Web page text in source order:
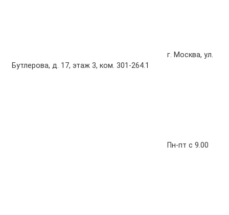
г. Москва, ул.
Бутлерова, д. 17, этаж 3, ком. 301-264.1
Пн-пт с 9.00